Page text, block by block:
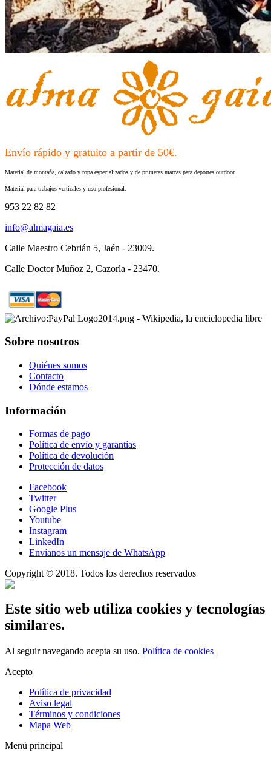
Envío rápido y gratuito a partir de 50€.
Material de montaña, calzado y ropa especializados y de primeras marcas para deportes outdoor.
Material para trabajos verticales y uso profesional.
953 22 82 82
info@almagaia.es
Calle Maestro Cebrián 5, Jaén - 23009.
Calle Doctor Muñoz 2, Cazorla - 23470.
Sobre nosotros
Quiénes somos
Contacto
Dónde estamos
Información
Formas de pago
Política de envío y garantías
Política de devolución
Protección de datos
Facebook
Twitter
Google Plus
Youtube
Instagram
LinkedIn
Envíanos un mensaje de WhatsApp
Copyright © 2018. Todos los derechos reservados
Este sitio web utiliza cookies y tecnologías
similares.
Al seguir navegando acepta su uso. Política de cookies
Acepto
Política de privacidad
Aviso legal
Términos y condiciones
Mapa Web
Menú principal